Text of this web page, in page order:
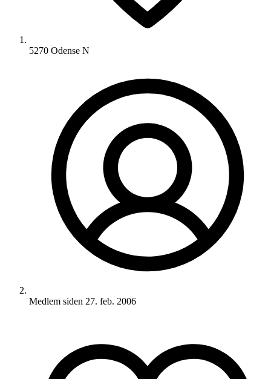
5270 Odense N
Medlem siden 27. feb. 2006